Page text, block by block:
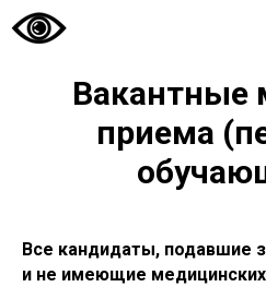
Вакантные
приема
Все кандидаты, подавшие
и не имеющие медицинских